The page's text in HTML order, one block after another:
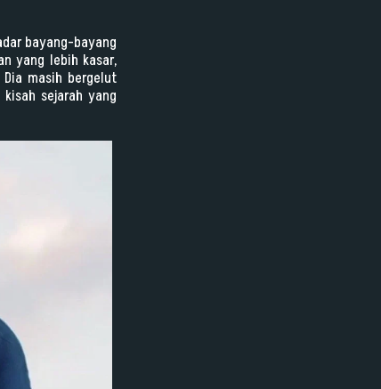
bayang-bayang
yang lebih kasar,
masih bergelut
sejarah yang